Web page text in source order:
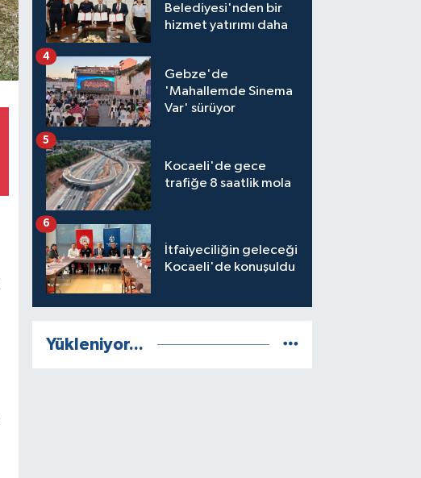
Belediyesi'nden bir
hizmet yatırımı daha
Gebze'de
'Mahallemde Sinema
Var' sürüyor
4
Kocaeli'de gece
trafiğe 8 saatlik mola
5
İtfaiyeciliğin geleceği
Kocaeli'de konuşuldu
6
Yükleniyor...